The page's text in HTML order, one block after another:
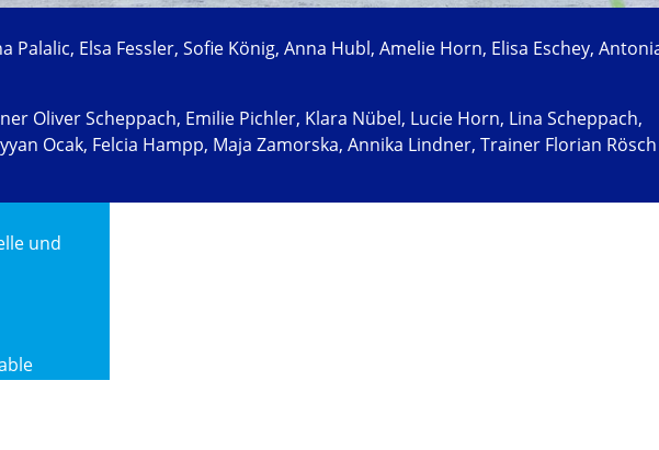
Palalic, Elsa Fessler, Sofie König, Anna Hubl, Amelie Horn, Elisa Eschey,
Oliver Scheppach, Emilie Pichler, Klara Nübel, Lucie Horn, Lina Scheppach,
Ocak, Felcia Hampp, Maja Zamorska, Annika Lindner, Trainer Florian Rösch
und